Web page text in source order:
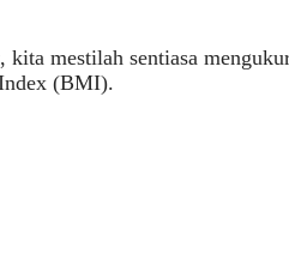
mestilah sentiasa
(BMI).